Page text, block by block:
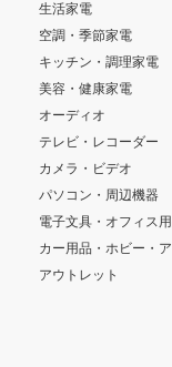
生活家電
空調・季節家電
キッチン・調理家電
美容・健康家電
オーディオ
テレビ・レコーダー
カメラ・ビデオ
パソコン・周辺機器
電子文具・オフィス
カー用品・ホビー・
アウトレット